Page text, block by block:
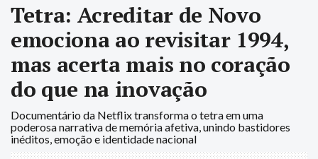
Tetra: Acreditar de Novo
emociona ao revisitar 1994,
mas acerta mais no coração
do que na inovação
Documentário da Netflix transforma o tetra em uma
poderosa narrativa de memória afetiva, unindo bastidores
inéditos, emoção e identidade nacional